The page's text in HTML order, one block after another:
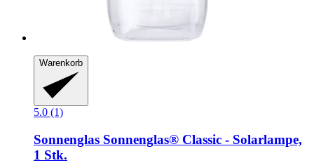
Warenkorb
5.0 (1)
Sonnenglas Sonnenglas® Classic -​ Solarlampe,
1 Stk.